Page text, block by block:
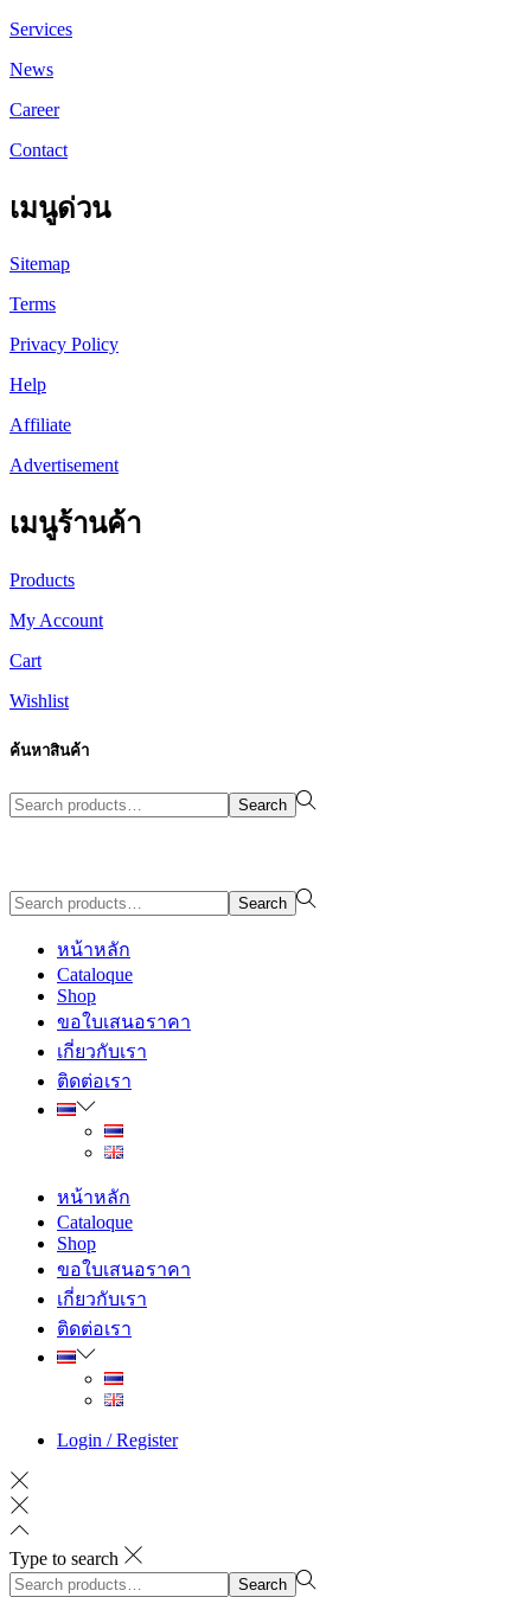
Services
News
Career
Contact
เมนูด่วน
Sitemap
Terms
Privacy Policy
Help
Affiliate
Advertisement
เมนูร้านค้า
Products
My Account
Cart
Wishlist
ค้นหาสินค้า
Search
for:>
Search
Search
for:>
Search
หน้าหลัก
Cataloque
Shop
ขอใบเสนอราคา
เกี่ยวกับเรา
ติดต่อเรา
หน้าหลัก
Cataloque
Shop
ขอใบเสนอราคา
เกี่ยวกับเรา
ติดต่อเรา
Login / Register
Type to search
Search
Search